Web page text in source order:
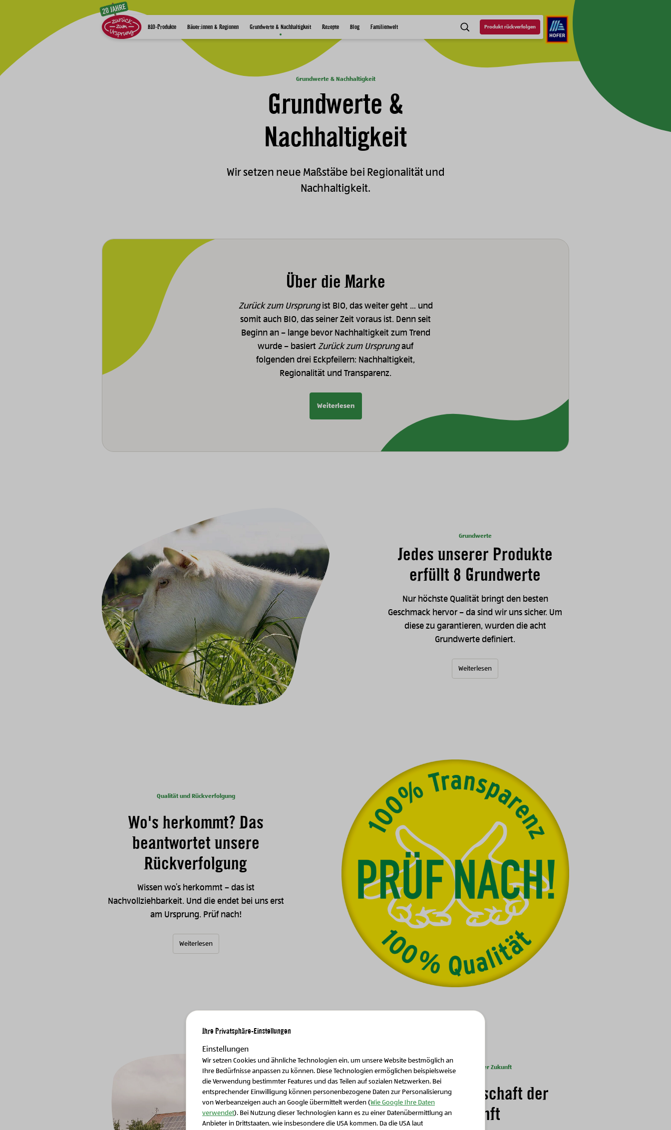
SUCHEProdukt rückverfolgen
BIO-Produkte Bäuer:innen & Regionen Grundwerte & Nachhaltigkeit Rezepte Blog Familienwelt
Grundwerte & Nachhaltigkeit
Grundwerte &
Nachhaltigkeit
Wir setzen neue Maßstäbe bei Regionalität und
Nachhaltigkeit.
Über die Marke
Zurück zum Ursprungist BIO, das weiter geht … und
somit auch BIO, das seiner Zeit voraus ist. Denn seit
Beginn an – lange bevor Nachhaltigkeit zum Trend
wurde – basiert Zurück zum Ursprungauf
folgenden drei Eckpfeilern: Nachhaltigkeit,
Regionalität und Transparenz.
Weiterlesen
Grundwerte
Jedes unserer Produkte
erfüllt 8 Grundwerte
Nur höchste Qualität bringt den besten
Geschmack hervor – da sind wir uns sicher. Um
diese zu garantieren, wurden die acht
Grundwerte definiert.
Weiterlesen
Qualität und Rückverfolgung
Wo's herkommt? Das
beantwortet unsere
Rückverfolgung
Wissen wo’s herkommt – das ist
Nachvollziehbarkeit. Und die endet bei uns erst
am Ursprung. Prüf nach!
Weiterlesen
Landwirtschaft der Zukunft
Die Landwirtschaft der
Zukunft
Schließen Sie dieses Feld
Ihre Privatsphäre-Einstellungen
Einstellungen
Wir setzen Cookies und ähnliche Technologien ein, um unsere Website bestmöglich an
Ihre Bedürfnisse anpassen zu können. Diese Technologien ermöglichen beispielsweise
die Verwendung bestimmter Features und das Teilen auf sozialen Netzwerken. Bei
entsprechender Einwilligung können personenbezogene Daten zur Personalisierung
von Werbeanzeigen auch an Google übermittelt werden (Wie Google Ihre Daten
verwendet). Bei Nutzung dieser Technologien kann es zu einer Datenübermittlung an
Anbieter in Drittstaaten, wie insbesondere die USA kommen. Da die USA laut